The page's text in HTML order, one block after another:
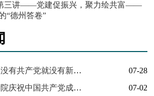
三讲——党建促振兴，聚力绘共富——
“德州答卷”
升旗仪式合唱《没有共产党就没有新中国》，献礼中国共产党成立105周年！
07-28
德州工程职业学院庆祝中国共产党成立105周年“我来讲党课”优秀微党课作品展播（三）一抔热土藏忠骨 红脉永续润天衢（主讲人：马克思主义学院吴燕燕）
07-02